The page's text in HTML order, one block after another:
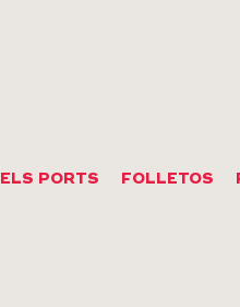
ELS PORTS FOLLETOS